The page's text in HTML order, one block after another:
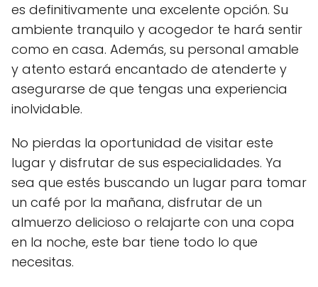
es definitivamente una excelente opción. Su
ambiente tranquilo y acogedor te hará sentir
como en casa. Además, su personal amable
y atento estará encantado de atenderte y
asegurarse de que tengas una experiencia
inolvidable.
No pierdas la oportunidad de visitar este
lugar y disfrutar de sus especialidades. Ya
sea que estés buscando un lugar para tomar
un café por la mañana, disfrutar de un
almuerzo delicioso o relajarte con una copa
en la noche, este bar tiene todo lo que
necesitas.